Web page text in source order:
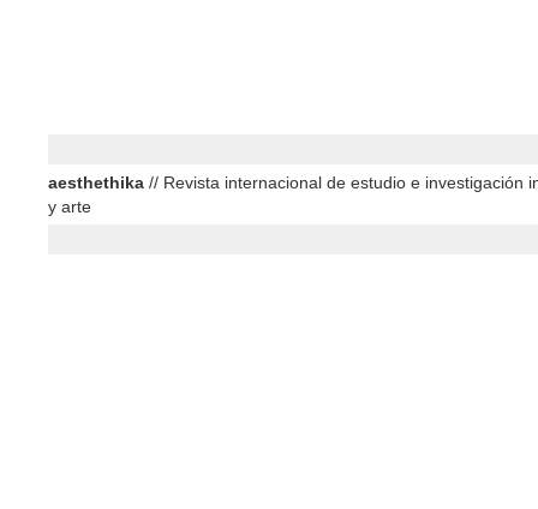
aesthethika // Revista internacional de estudio e investigación
y arte